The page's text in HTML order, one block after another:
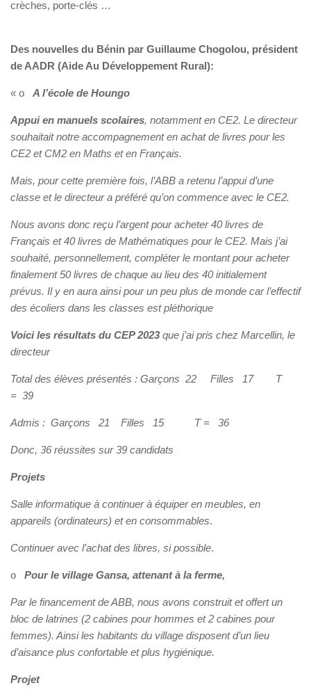
crèches, porte-clés …
Des nouvelles du Bénin par Guillaume Chogolou, président
de AADR (Aide Au Développement Rural):
« o A l’école de Houngo
Appui en manuels scolaires, notamment en CE2. Le directeur
souhaitait notre accompagnement en achat de livres pour les
CE2 et CM2 en Maths et en Français.
Mais, pour cette première fois, l’ABB a retenu l’appui d’une
classe et le directeur a préféré qu’on commence avec le CE2.
Nous avons donc reçu l’argent pour acheter 40 livres de
Français et 40 livres de Mathématiques pour le CE2. Mais j’ai
souhaité, personnellement, compléter le montant pour acheter
finalement 50 livres de chaque au lieu des 40 initialement
prévus. Il y en aura ainsi pour un peu plus de monde car l’effectif
des écoliers dans les classes est pléthorique
Voici les résultats du CEP 2023 que j’ai pris chez Marcellin, le
directeur
Total des élèves présentés : Garçons 22 Filles 17 T
= 39
Admis : Garçons 21 Filles 15 T = 36
Donc, 36 réussites sur 39 candidats
Projets
Salle informatique à continuer à équiper en meubles, en
appareils (ordinateurs) et en consommables.
Continuer avec l’achat des libres, si possible.
o Pour le village Gansa, attenant à la ferme,
Par le financement de ABB, nous avons construit et offert un
bloc de latrines (2 cabines pour hommes et 2 cabines pour
femmes). Ainsi les habitants du village disposent d’un lieu
d’aisance plus confortable et plus hygiénique.
Projet